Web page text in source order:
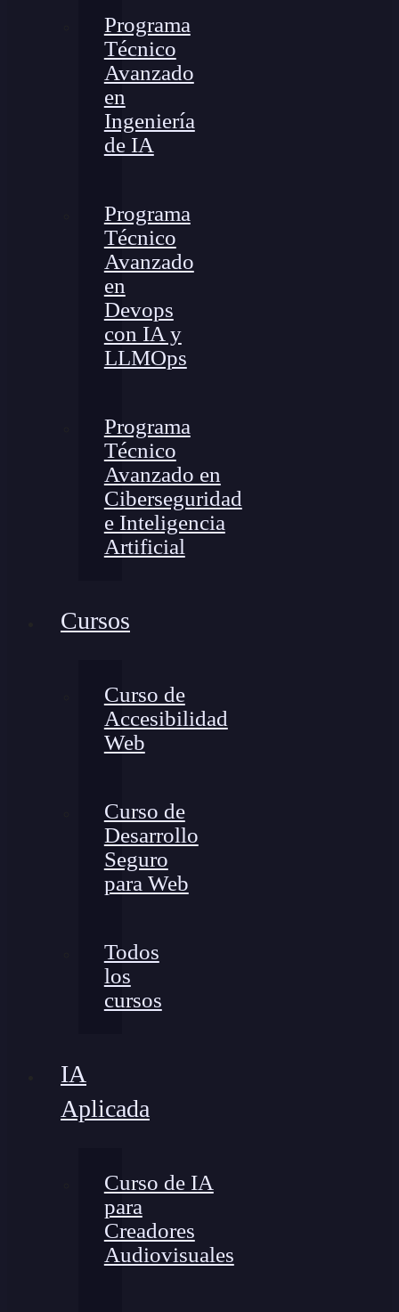
Programa
Técnico
Avanzado
en
Ingeniería
de IA
Programa
Técnico
Avanzado
en
Devops
con IA y
LLMOps
Programa
Técnico
Avanzado en
Ciberseguridad
e Inteligencia
Artificial
Cursos
Curso de
Accesibilidad
Web
Curso de
Desarrollo
Seguro
para Web
Todos
los
cursos
IA
Aplicada
Curso de IA
para
Creadores
Audiovisuales